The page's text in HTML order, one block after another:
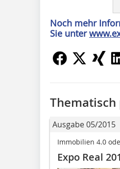
Noch mehr
Sie unter
Thematisch
Ausgabe 05/2015
Immobilien 4.0
Expo Real